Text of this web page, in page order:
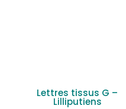
Lettres tissus G –
Lilliputiens